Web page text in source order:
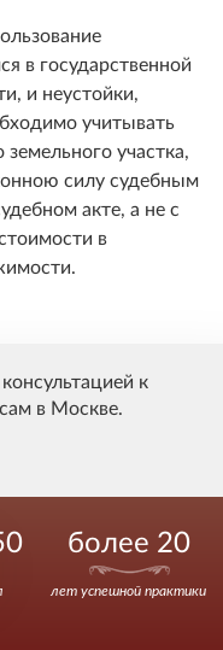
в государственной
и неустойки,
учитывать
участка,
силу судебным
акте, а не с
в
за землю
арендной платы за
государственной
в связи с
земельного
к
в Москве.
более 20
лет успешной практики